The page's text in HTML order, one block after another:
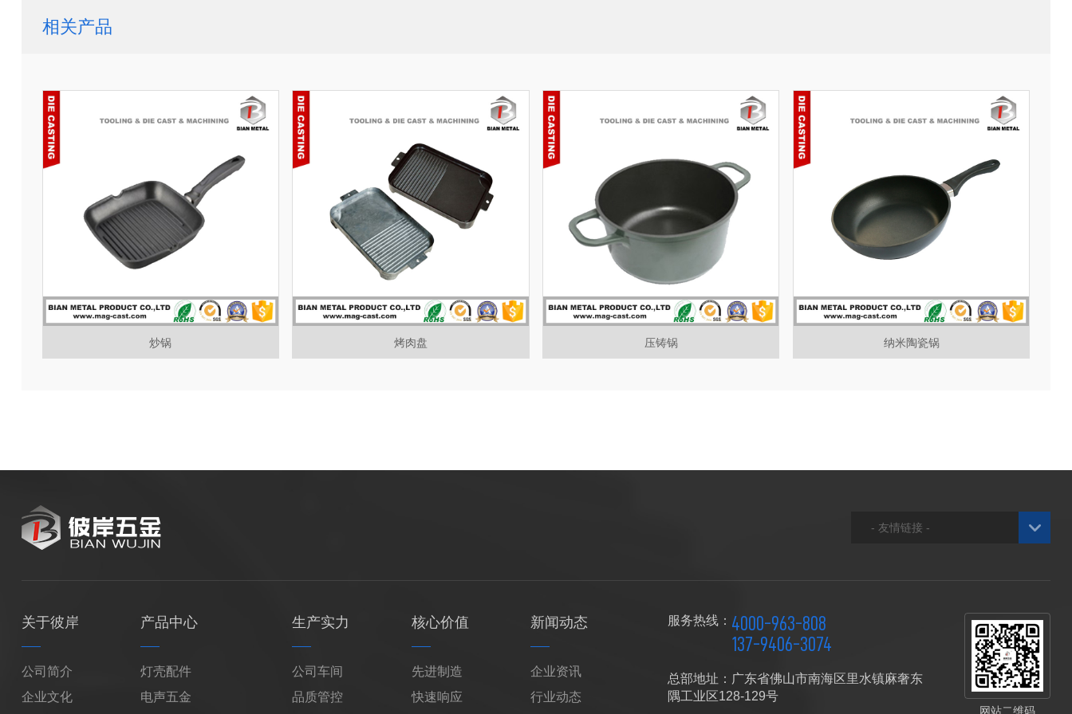
相关产品
炒锅 烤肉盘 压铸锅 纳米陶瓷锅
- 友情链接 -
关于彼岸
公司简介
企业文化
产品中心
灯壳配件
电声五金
生产实力
公司车间
品质管控
核心价值
先进制造
快速响应
新闻动态
企业资讯
行业动态
服务热线： 4000-963-808
137-9406-3074
总部地址：广东省佛山市南海区里水镇麻奢东
隅工业区128-129号
网站二维码